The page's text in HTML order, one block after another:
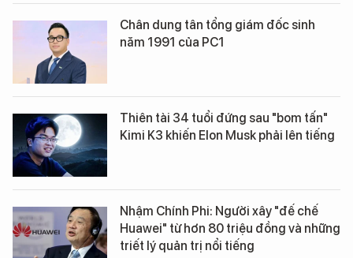
Chân dung tân tổng giám đốc sinh
năm 1991 của PC1
Thiên tài 34 tuổi đứng sau "bom tấn"
Kimi K3 khiến Elon Musk phải lên tiếng
Nhậm Chính Phi: Người xây "đế chế
Huawei" từ hơn 80 triệu đồng và những
triết lý quản trị nổi tiếng